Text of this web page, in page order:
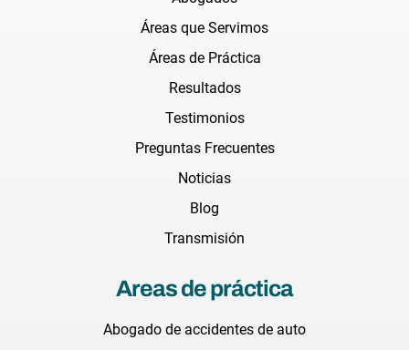
Áreas que Servimos
Áreas de Práctica
Resultados
Testimonios
Preguntas Frecuentes
Noticias
Blog
Transmisión
Areas de práctica
Abogado de accidentes de auto